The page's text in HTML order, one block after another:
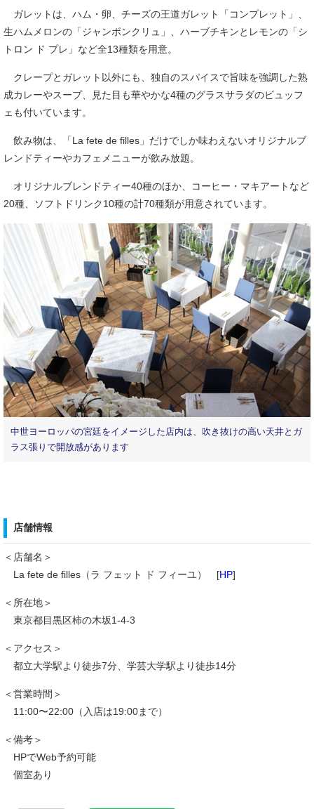
ガレットは、ハム・卵、チーズの王道ガレット「コンプレット」、
生ハムメロンの「ジャンボンクリュ」、ハーブチキンとレモンの「シ
トロン ド プレ」など全13種類を用意。
クレープとガレット以外にも、独自のスパイスで旨味を強調した熟
成カレーやスープ、見た目も華やかな4種のグラスサラダのビュッフ
ェも付いています。
飲み物は、「La fete de filles」だけでしか味わえないオリジナルブ
レンドティーやカフェメニューが飲み放題。
オリジナルブレンドティー40種のほか、コーヒー・マキアートなど
20種、ソフトドリンク10種の計70種類が用意されています。
中世ヨーロッパの宮廷をイメージした店内は、吹き抜けの高い天井とガ
ラス張りで開放感があります
店舗情報
＜店舗名＞
La fete de filles（ラ フェット ド フィーユ） [HP]
＜所在地＞
東京都目黒区柿の木坂1-4-3
＜アクセス＞
都立大学駅より徒歩7分、学芸大学駅より徒歩14分
＜営業時間＞
11:00〜22:00（入店は19:00まで）
＜備考＞
HPでWeb予約可能
個室あり